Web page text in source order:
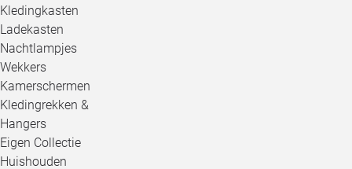
Kledingkasten
Ladekasten
Nachtlampjes
Wekkers
Kamerschermen
Kledingrekken &
Hangers
Eigen Collectie
Huishouden